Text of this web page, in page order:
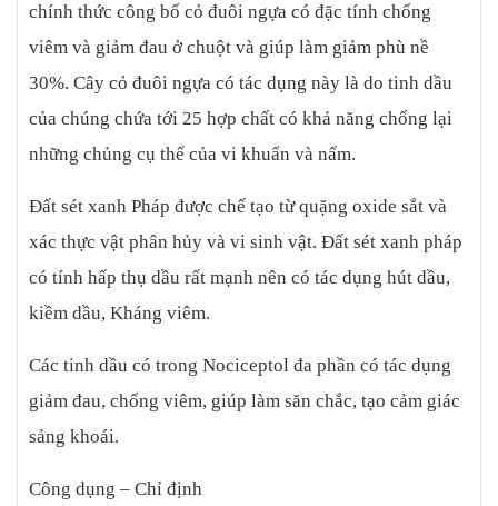
chính thức công bố cỏ đuôi ngựa có đặc tính chống
viêm và giảm đau ở chuột và giúp làm giảm phù nề
30%. Cây cỏ đuôi ngựa có tác dụng này là do tinh dầu
của chúng chứa tới 25 hợp chất có khả năng chống lại
những chủng cụ thể của vi khuẩn và nấm.
Đất sét xanh Pháp được chế tạo từ quặng oxide sắt và
xác thực vật phân hủy và vi sinh vật. Đất sét xanh pháp
có tính hấp thụ dầu rất mạnh nên có tác dụng hút dầu,
kiềm dầu, Kháng viêm.
Các tinh dầu có trong Nociceptol đa phần có tác dụng
giảm đau, chống viêm, giúp làm săn chắc, tạo cảm giác
sảng khoái.
Công dụng – Chỉ định